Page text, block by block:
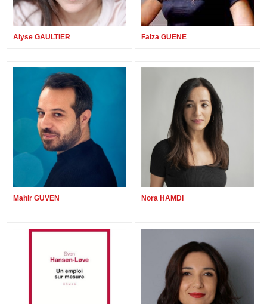
Alyse GAULTIER Faiza GUENE
Mahir GUVEN Nora HAMDI